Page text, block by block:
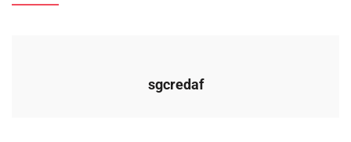
sgcredaf